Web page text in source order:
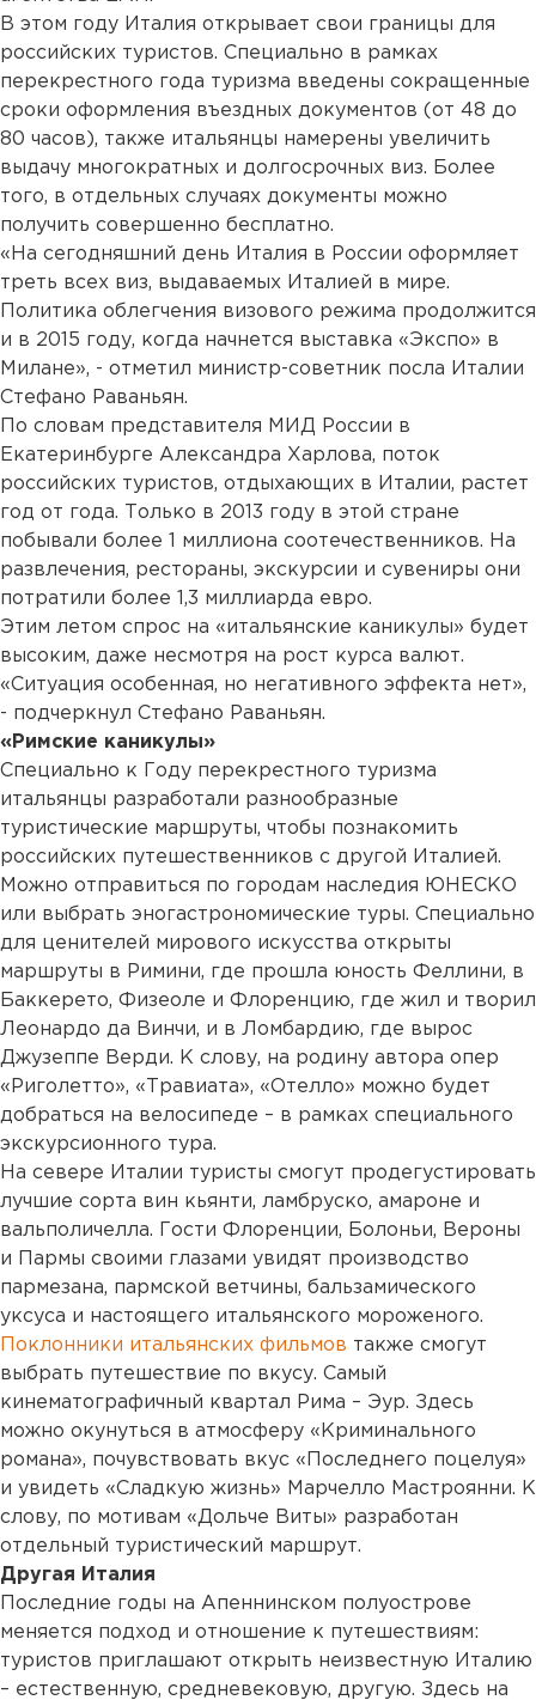
В этом году Италия открывает свои границы для
российских туристов. Специально в рамках
перекрестного года туризма введены сокращенные
сроки оформления въездных документов (от 48 до
80 часов), также итальянцы намерены увеличить
выдачу многократных и долгосрочных виз. Более
того, в отдельных случаях документы можно
получить совершенно бесплатно.
«На сегодняшний день Италия в России оформляет
треть всех виз, выдаваемых Италией в мире.
Политика облегчения визового режима продолжится
и в 2015 году, когда начнется выставка «Экспо» в
Милане», - отметил министр-советник посла Италии
Стефано Раваньян.
По словам представителя МИД России в
Екатеринбурге Александра Харлова, поток
российских туристов, отдыхающих в Италии, растет
год от года. Только в 2013 году в этой стране
побывали более 1 миллиона соотечественников. На
развлечения, рестораны, экскурсии и сувениры они
потратили более 1,3 миллиарда евро.
Этим летом спрос на «итальянские каникулы» будет
высоким, даже несмотря на рост курса валют.
«Ситуация особенная, но негативного эффекта нет»,
- подчеркнул Стефано Раваньян.
«Римские каникулы»
Специально к Году перекрестного туризма
итальянцы разработали разнообразные
туристические маршруты, чтобы познакомить
российских путешественников с другой Италией.
Можно отправиться по городам наследия ЮНЕСКО
или выбрать эногастрономические туры. Специально
для ценителей мирового искусства открыты
маршруты в Римини, где прошла юность Феллини, в
Баккерето, Физеоле и Флоренцию, где жил и творил
Леонардо да Винчи, и в Ломбардию, где вырос
Джузеппе Верди. К слову, на родину автора опер
«Риголетто», «Травиата», «Отелло» можно будет
добраться на велосипеде – в рамках специального
экскурсионного тура.
На севере Италии туристы смогут продегустировать
лучшие сорта вин кьянти, ламбруско, амароне и
вальполичелла. Гости Флоренции, Болоньи, Вероны
и Пармы своими глазами увидят производство
пармезана, пармской ветчины, бальзамического
уксуса и настоящего итальянского мороженого.
Поклонники итальянских фильмов также смогут
выбрать путешествие по вкусу. Самый
кинематографичный квартал Рима – Эур. Здесь
можно окунуться в атмосферу «Криминального
романа», почувствовать вкус «Последнего поцелуя»
и увидеть «Сладкую жизнь» Марчелло Мастроянни. К
слову, по мотивам «Дольче Виты» разработан
отдельный туристический маршрут.
Другая Италия
Последние годы на Апеннинском полуострове
меняется подход и отношение к путешествиям:
туристов приглашают открыть неизвестную Италию
– естественную, средневековую, другую. Здесь на